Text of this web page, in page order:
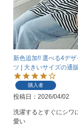
新色追加!! 選べる4デ
ツ | 大きいサイズの通
購入者
投稿日 2026/04/02
洗濯するとすぐにシワ
愛い